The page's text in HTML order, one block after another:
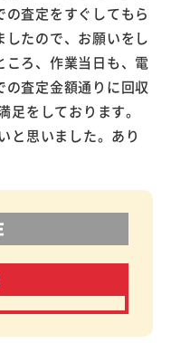
の査定をすぐしてもら
したので、お願いをし
ころ、作業当日も、電
の査定金額通りに回収
足をしております。
と思いました。あり